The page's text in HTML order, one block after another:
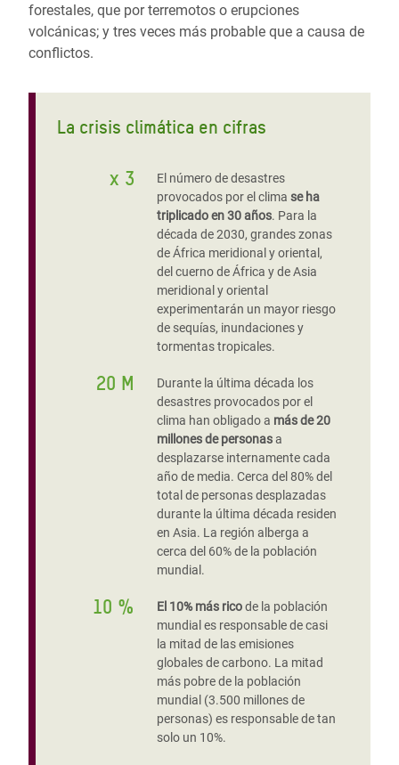
forestales, que por terremotos o erupciones
volcánicas; y tres veces más probable que a causa de
conflictos.
La crisis climática en cifras
x 3
El número de desastres
provocados por el clima se ha
triplicado en 30 años. Para la
década de 2030, grandes zonas
de África meridional y oriental,
del cuerno de África y de Asia
meridional y oriental
experimentarán un mayor riesgo
de sequías, inundaciones y
tormentas tropicales.
20 M
Durante la última década los
desastres provocados por el
clima han obligado a más de 20
millones de personasa
desplazarse internamente cada
año de media. Cerca del 80% del
total de personas desplazadas
durante la última década residen
en Asia. La región alberga a
cerca del 60% de la población
mundial.
10 % El 10% más ricode la población
mundial es responsable de casi
la mitad de las emisiones
globales de carbono. La mitad
más pobre de la población
mundial (3.500 millones de
personas) es responsable de tan
solo un 10%.